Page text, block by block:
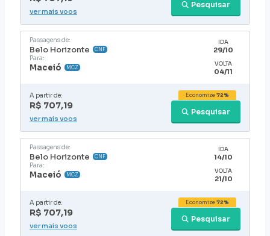
Pesquisar
ver mais voos
Passagens de:
Belo Horizonte CNF
Para:
Maceió MCZ
IDA
29/10
VOLTA
04/11
A partir de:
R$ 707,19
Pesquisar
Economize72%
ver mais voos
Passagens de:
Belo Horizonte CNF
Para:
Maceió MCZ
IDA
14/10
VOLTA
21/10
A partir de:
R$ 707,19
Pesquisar
Economize72%
ver mais voos